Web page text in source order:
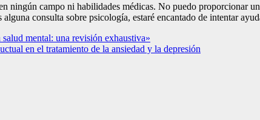
ningún campo ni habilidades médicas. No puedo proporcionar
consulta sobre psicología, estaré encantado de intentar
mental: una revisión exhaustiva»
en el tratamiento de la ansiedad y la depresión